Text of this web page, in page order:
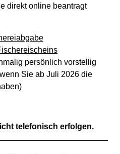
direkt online beantragt
persönlich vorstellig
Sie ab Juli 2026 die
telefonisch erfolgen.